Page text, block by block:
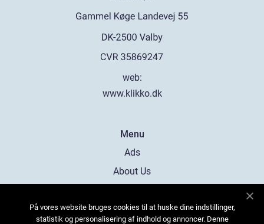
web:
www.klikko.dk
Menu
Ads
About Us
Contact
På vores website bruges cookies til at huske dine indstillinger,
statistik og personalisering af indhold og annoncer. Denne